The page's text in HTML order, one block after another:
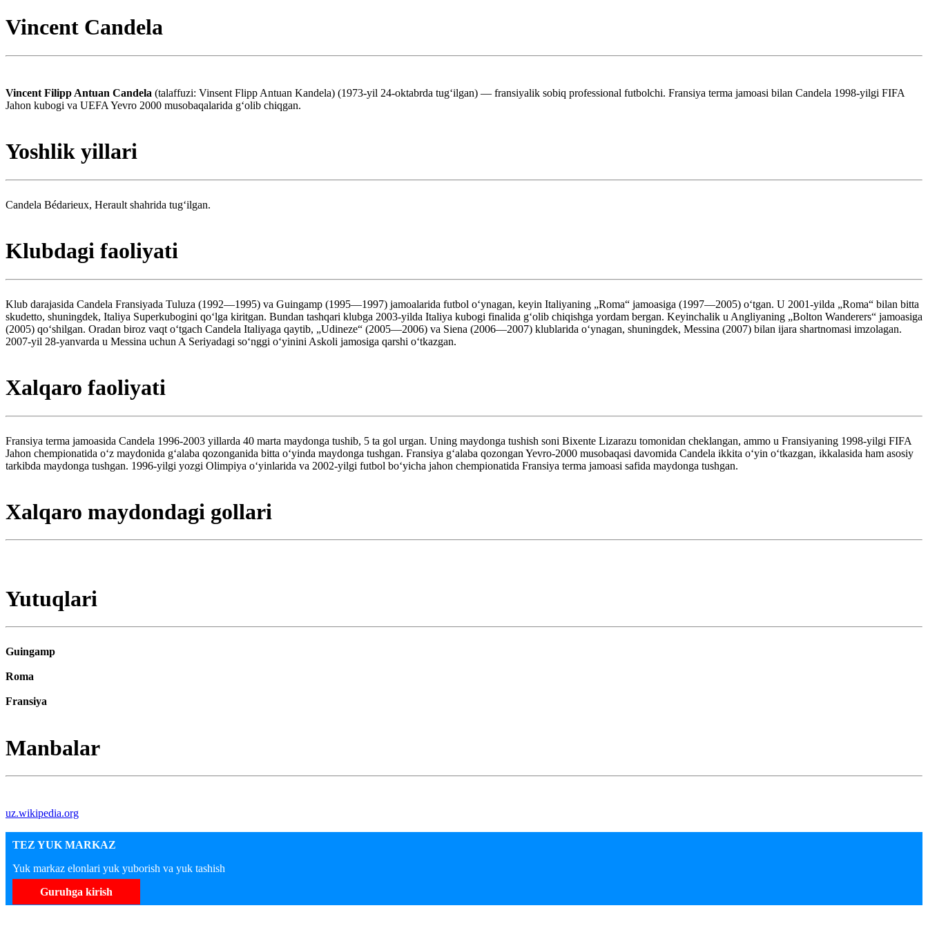
Vincent Candela
Vincent Filipp Antuan Candela (talaffuzi: Vinsent Flipp Antuan Kandela) (1973-yil 24-oktabrda tugʻilgan) — fransiyalik sobiq professional futbolchi. Fransiya terma jamoasi bilan Candela 1998-yilgi FIFA
Jahon kubogi va UEFA Yevro 2000 musobaqalarida gʻolib chiqgan.
Yoshlik yillari
Candela Bédarieux, Herault shahrida tugʻilgan.
Klubdagi faoliyati
Klub darajasida Candela Fransiyada Tuluza (1992—1995) va Guingamp (1995—1997) jamoalarida futbol oʻynagan, keyin Italiyaning „Roma“ jamoasiga (1997—2005) oʻtgan. U 2001-yilda „Roma“ bilan bitta
skudetto, shuningdek, Italiya Superkubogini qoʻlga kiritgan. Bundan tashqari klubga 2003-yilda Italiya kubogi finalida gʻolib chiqishga yordam bergan. Keyinchalik u Angliyaning „Bolton Wanderers“ jamoasiga
(2005) qoʻshilgan. Oradan biroz vaqt oʻtgach Candela Italiyaga qaytib, „Udineze“ (2005—2006) va Siena (2006—2007) klublarida oʻynagan, shuningdek, Messina (2007) bilan ijara shartnomasi imzolagan.
2007-yil 28-yanvarda u Messina uchun A Seriyadagi soʻnggi oʻyinini Askoli jamosiga qarshi oʻtkazgan.
Xalqaro faoliyati
Fransiya terma jamoasida Candela 1996-2003 yillarda 40 marta maydonga tushib, 5 ta gol urgan. Uning maydonga tushish soni Bixente Lizarazu tomonidan cheklangan, ammo u Fransiyaning 1998-yilgi FIFA
Jahon chempionatida oʻz maydonida gʻalaba qozonganida bitta oʻyinda maydonga tushgan. Fransiya gʻalaba qozongan Yevro-2000 musobaqasi davomida Candela ikkita oʻyin oʻtkazgan, ikkalasida ham asosiy
tarkibda maydonga tushgan. 1996-yilgi yozgi Olimpiya oʻyinlarida va 2002-yilgi futbol boʻyicha jahon chempionatida Fransiya terma jamoasi safida maydonga tushgan.
Xalqaro maydondagi gollari
Yutuqlari
Guingamp
Roma
Fransiya
Manbalar
uz.wikipedia.org
TEZ YUK MARKAZ
Yuk markaz elonlari yuk yuborish va yuk tashish
Guruhga kirish